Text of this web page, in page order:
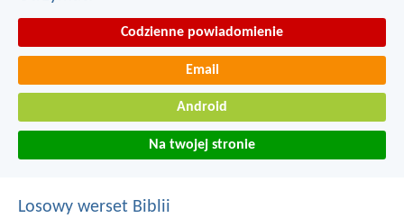
Codzienne powiadomienie
Email
Android
Na twojej stronie
Losowy werset Biblii